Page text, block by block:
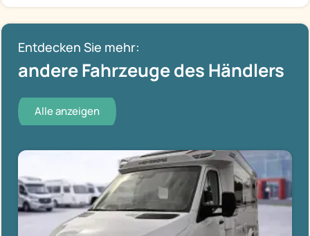
Entdecken Sie mehr:
andere Fahrzeuge des Händlers
Alle anzeigen